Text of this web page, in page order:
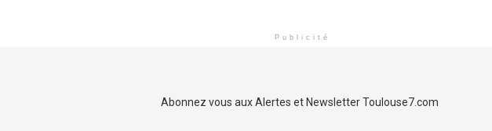
Publicité
Abonnez vous aux Alertes et Newsletter Toulouse7.com